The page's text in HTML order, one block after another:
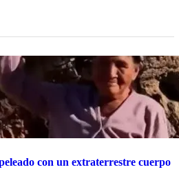
con un extraterrestre cuerpo